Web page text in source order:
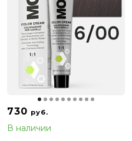
730 руб.
В наличии